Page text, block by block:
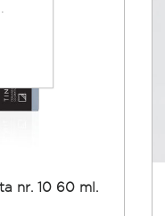
nr. 10 60 ml.